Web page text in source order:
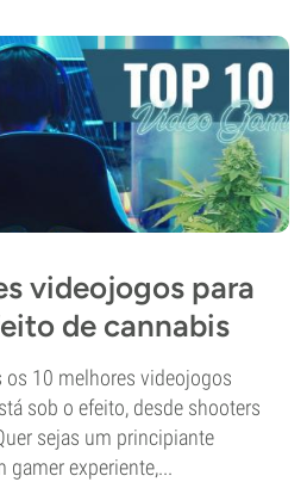
videojogos para
de cannabis
os 10 melhores videojogos
sob o efeito, desde shooters
sejas um principiante
gamer experiente,...